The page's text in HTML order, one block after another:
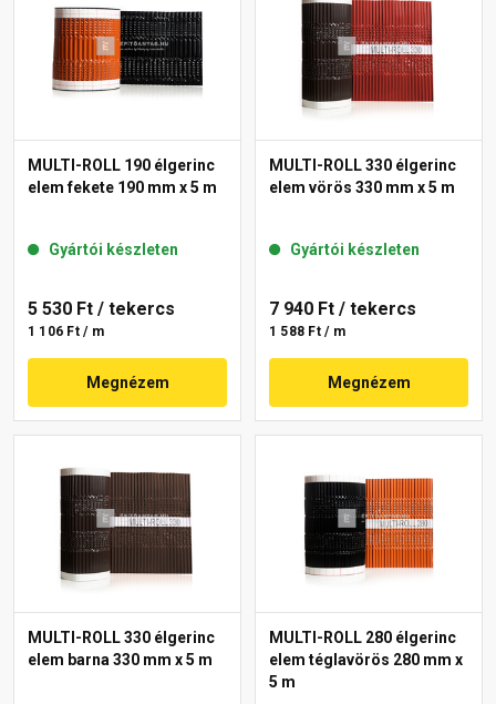
MULTI-ROLL 190 élgerinc
elem fekete 190 mm x 5 m
Gyártói készleten
5 530 Ft / tekercs
1 106 Ft / m
Megnézem
MULTI-ROLL 330 élgerinc
elem vörös 330 mm x 5 m
Gyártói készleten
7 940 Ft / tekercs
1 588 Ft / m
Megnézem
MULTI-ROLL 330 élgerinc
elem barna 330 mm x 5 m
MULTI-ROLL 280 élgerinc
elem téglavörös 280 mm x
5 m